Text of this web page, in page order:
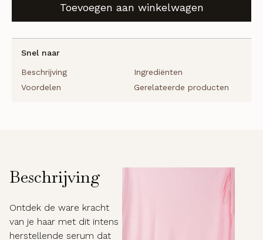
Snel naar
Beschrijving
Ingrediënten
Voordelen
Gerelateerde producten
repairing
&
multiplying
serum
100ml
aantal
Toevoegen aan winkelwagen
Beschrijving
Ontdek de ware kracht
van je haar met dit intens
herstellende serum dat